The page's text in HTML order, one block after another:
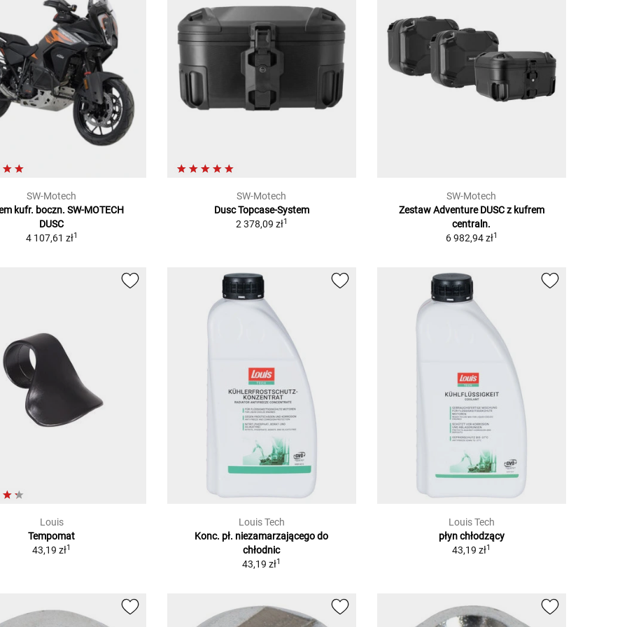
SW-Motech
kufr. boczn. SW-MOTECH
DUSC
4 107,61 zł1
SW-Motech
Dusc Topcase-System
2 378,09 zł1
SW-Motech
Zestaw Adventure DUSC z kufrem
centraln.
6 982,94 zł1
Louis
Tempomat
43,19 zł1
Louis Tech
Konc. pł. niezamarzającego do
chłodnic
43,19 zł1
Louis Tech
płyn chłodzący
43,19 zł1